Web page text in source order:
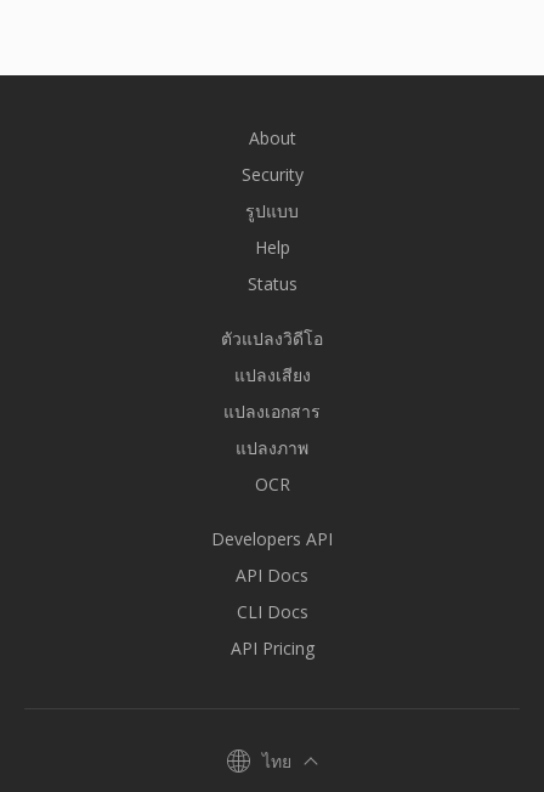
About
Security
รูปแบบ
Help
Status
ตัวแปลงวิดีโอ
แปลงเสียง
แปลงเอกสาร
แปลงภาพ
OCR
Developers API
API Docs
CLI Docs
API Pricing
ไทย